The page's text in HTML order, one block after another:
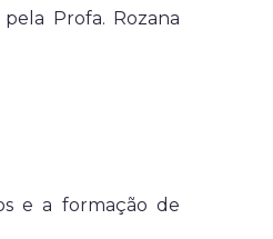
Profa. Rozana
e a formação de